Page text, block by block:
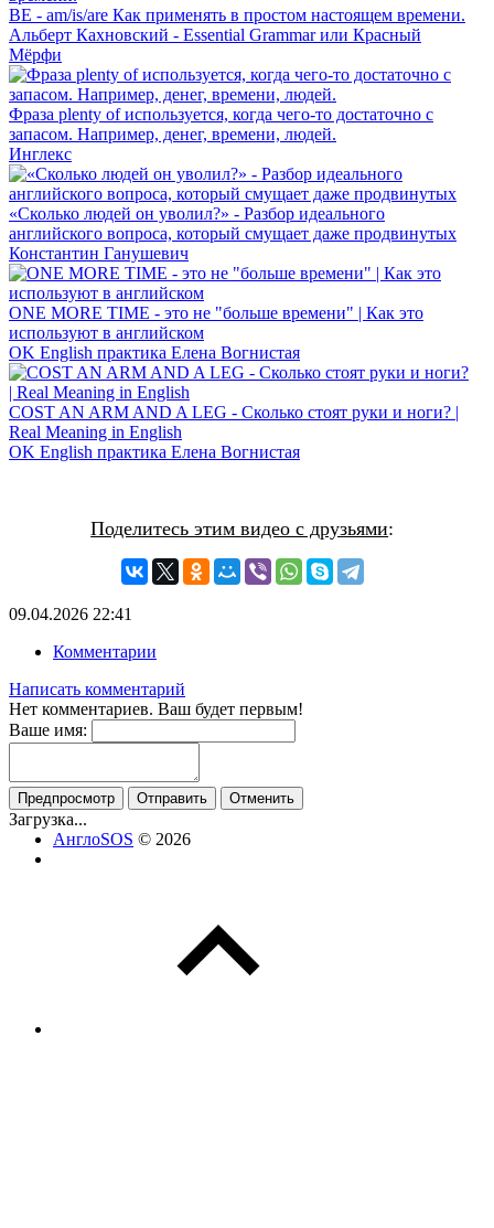
BE - am/is/are Как применять в простом настоящем времени.
Альберт Кахновский - Essential Grammar или Красный
Мёрфи
Фраза plenty of используется, когда чего-то достаточно с
запасом. Например, денег, времени, людей.
Инглекс
«Сколько людей он уволил?» - Разбор идеального
английского вопроса, который смущает даже продвинутых
Константин Ганушевич
ONE MORE TIME - это не "больше времени" | Как это
используют в английском
OK English практика Елена Вогнистая
COST AN ARM AND A LEG - Сколько стоят руки и ноги? |
Real Meaning in English
OK English практика Елена Вогнистая
Поделитесь этим видео с друзьями:
09.04.2026 22:41
Комментарии
Написать комментарий
Нет комментариев. Ваш будет первым!
Ваше имя:
Предпросмотр Отправить Отменить
Загрузка...
АнглоSOS © 2026